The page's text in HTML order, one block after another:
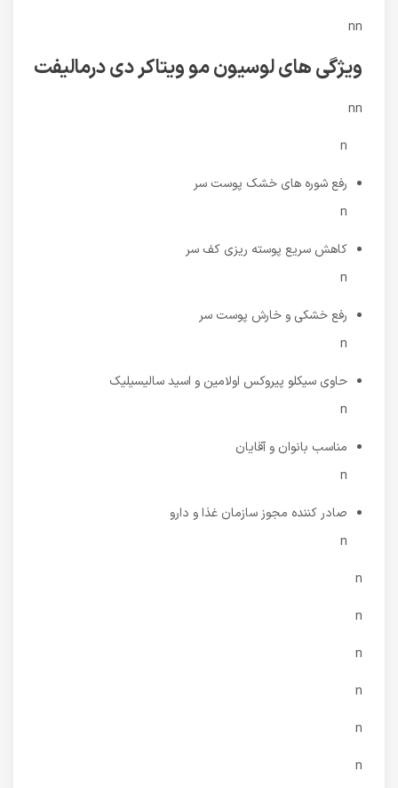
nn
ویژگی های لوسیون مو ویتاکر دی درمالیفت
nn
n
رفع شوره های خشک پوست سر
n
کاهش سریع پوسته ریزی کف سر
n
رفع خشکی و خارش پوست سر
n
حاوی سیکلو پیروکس اولامین و اسید سالیسیلیک
n
مناسب بانوان و آقایان
n
صادر کننده مجوز سازمان غذا و دارو
n
n
n
n
n
n
n